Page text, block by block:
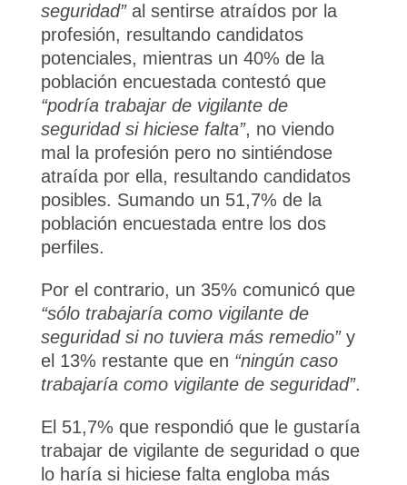
seguridad”al sentirse atraídos por la
profesión, resultando candidatos
potenciales, mientras un 40% de la
población encuestada contestó que
“podría trabajar de vigilante de
seguridad si hiciese falta”, no viendo
mal la profesión pero no sintiéndose
atraída por ella, resultando candidatos
posibles. Sumando un 51,7% de la
población encuestada entre los dos
perfiles.
Por el contrario, un 35% comunicó que
“sólo trabajaría como vigilante de
seguridad si no tuviera más remedio”y
el 13% restante que en “ningún caso
trabajaría como vigilante de seguridad”.
El 51,7% que respondió que le gustaría
trabajar de vigilante de seguridad o que
lo haría si hiciese falta engloba más